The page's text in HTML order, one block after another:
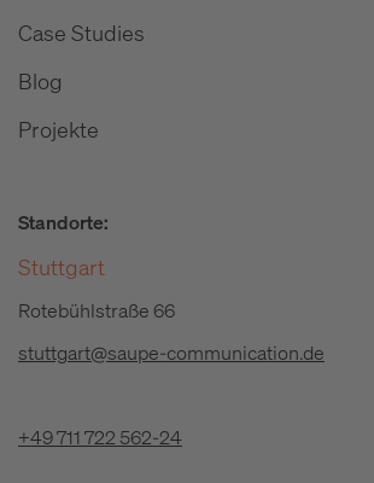
Case Studies
Blog
Projekte
Standorte:
Stuttgart
Rotebühlstraße 66
stuttgart@saupe-communication.de
+49 711 722 562-24